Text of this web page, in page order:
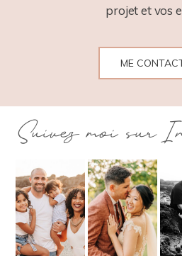
projet et vos
ME
Suivez moi sur